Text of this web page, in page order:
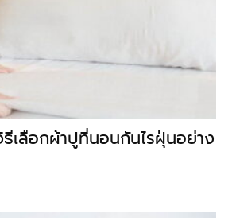
เลือกผ้าปูที่นอนกันไรฝุ่นอย่าง